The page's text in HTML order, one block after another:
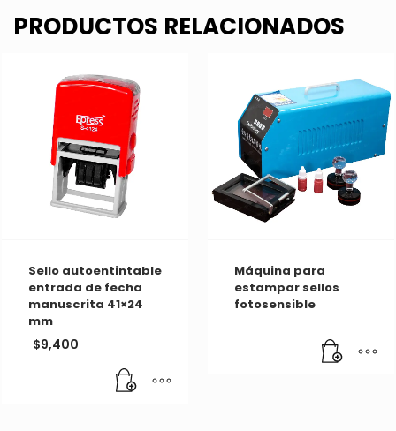
PRODUCTOS RELACIONADOS
Sello autoentintable
entrada de fecha
manuscrita 41×24
mm
$9,400
Máquina para
estampar sellos
fotosensible